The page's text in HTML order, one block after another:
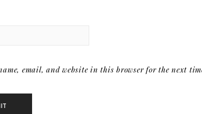
email, and website in this browser for the next